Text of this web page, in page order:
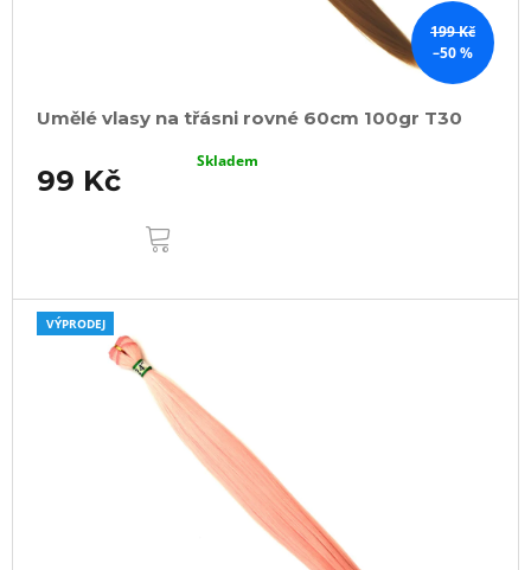
199 Kč
–50 %
Umělé vlasy na třásni rovné 60cm 100gr T30
99 Kč
Skladem
VÝPRODEJ